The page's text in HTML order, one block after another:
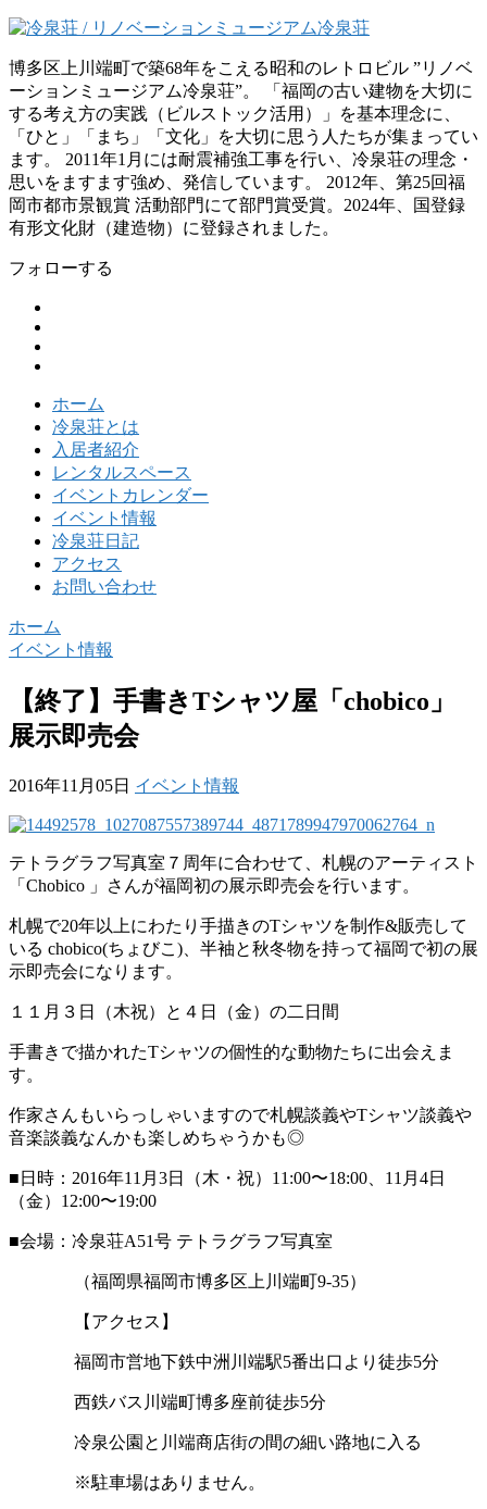
博多区上川端町で築68年をこえる昭和のレトロビル ”リノベ
ーションミュージアム冷泉荘”。 「福岡の古い建物を大切に
する考え方の実践（ビルストック活用）」を基本理念に、
「ひと」「まち」「文化」を大切に思う人たちが集まってい
ます。 2011年1月には耐震補強工事を行い、冷泉荘の理念・
思いをますます強め、発信しています。 2012年、第25回福
岡市都市景観賞 活動部門にて部門賞受賞。2024年、国登録
有形文化財（建造物）に登録されました。
フォローする
ホーム
冷泉荘とは
入居者紹介
レンタルスペース
イベントカレンダー
イベント情報
冷泉荘日記
アクセス
お問い合わせ
ホーム
イベント情報
【終了】手書きTシャツ屋「chobico」
展示即売会
2016年11月05日 イベント情報
テトラグラフ写真室７周年に合わせて、札幌のアーティスト
「Chobico 」さんが福岡初の展示即売会を行います。
札幌で20年以上にわたり手描きのTシャツを制作&販売して
いる chobico(ちょびこ)、半袖と秋冬物を持って福岡で初の展
示即売会になります。
１１月３日（木祝）と４日（金）の二日間
手書きで描かれたTシャツの個性的な動物たちに出会えま
す。
作家さんもいらっしゃいますので札幌談義やTシャツ談義や
音楽談義なんかも楽しめちゃうかも◎
■日時：2016年11月3日（木・祝）11:00〜18:00、11月4日
（金）12:00〜19:00
■会場：冷泉荘A51号 テトラグラフ写真室
（福岡県福岡市博多区上川端町9-35）
【アクセス】
福岡市営地下鉄中洲川端駅5番出口より徒歩5分
西鉄バス川端町博多座前徒歩5分
冷泉公園と川端商店街の間の細い路地に入る
※駐車場はありません。